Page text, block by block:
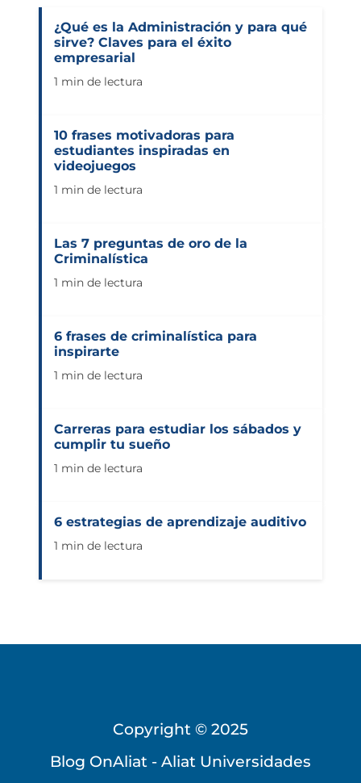
¿Qué es la Administración y para qué
sirve? Claves para el éxito
empresarial
1 min de lectura
10 frases motivadoras para
estudiantes inspiradas en
videojuegos
1 min de lectura
Las 7 preguntas de oro de la
Criminalística
1 min de lectura
6 frases de criminalística para
inspirarte
1 min de lectura
Carreras para estudiar los sábados y
cumplir tu sueño
1 min de lectura
6 estrategias de aprendizaje auditivo
1 min de lectura
Copyright © 2025
Blog OnAliat - Aliat Universidades